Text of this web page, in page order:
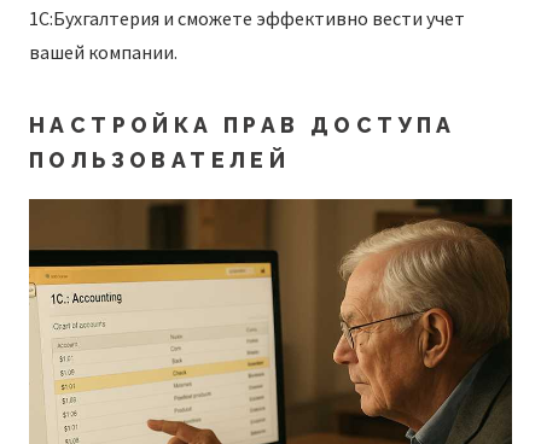
1С:Бухгалтерия и сможете эффективно вести учет
вашей компании.
НАСТРОЙКА ПРАВ ДОСТУПА
ПОЛЬЗОВАТЕЛЕЙ